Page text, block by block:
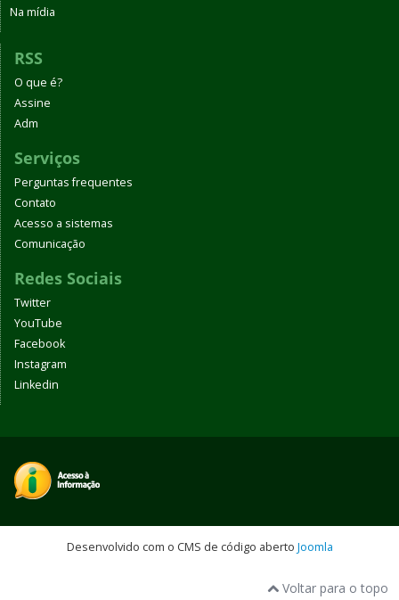
Na mídia
RSS
O que é?
Assine
Adm
Serviços
Perguntas frequentes
Contato
Acesso a sistemas
Comunicação
Redes Sociais
Twitter
YouTube
Facebook
Instagram
Linkedin
Desenvolvido com o CMS de código aberto Joomla
Voltar para o topo